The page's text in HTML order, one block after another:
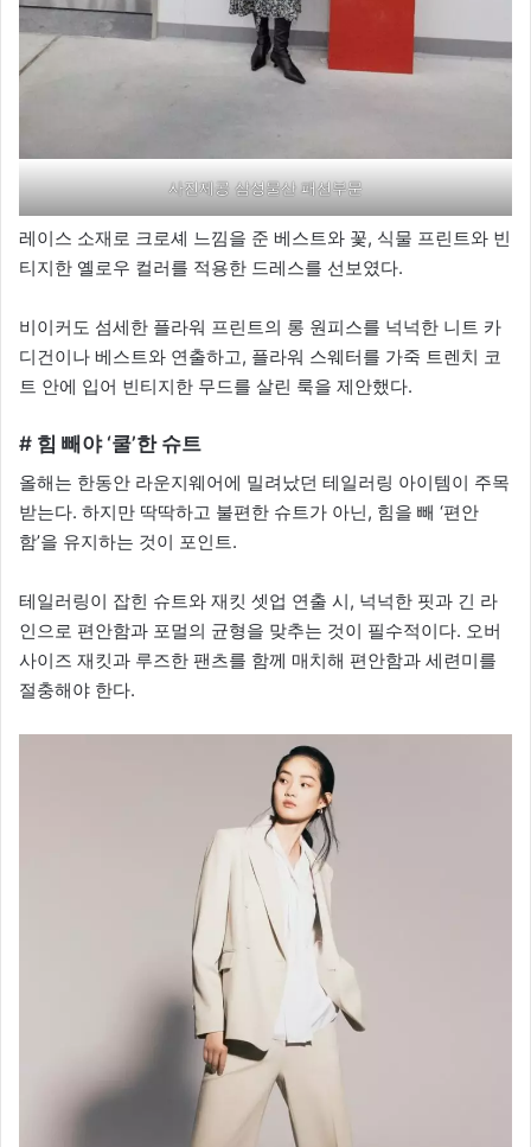
사진제공 삼성물산 패션부문
레이스 소재로 크로셰 느낌을 준 베스트와 꽃, 식물 프린트와 빈
티지한 옐로우 컬러를 적용한 드레스를 선보였다.
비이커도 섬세한 플라워 프린트의 롱 원피스를 넉넉한 니트 카
디건이나 베스트와 연출하고, 플라워 스웨터를 가죽 트렌치 코
트 안에 입어 빈티지한 무드를 살린 룩을 제안했다.
# 힘 빼야 ‘쿨’한 슈트
올해는 한동안 라운지웨어에 밀려났던 테일러링 아이템이 주목
받는다. 하지만 딱딱하고 불편한 슈트가 아닌, 힘을 빼 ‘편안
함’을 유지하는 것이 포인트.
테일러링이 잡힌 슈트와 재킷 셋업 연출 시, 넉넉한 핏과 긴 라
인으로 편안함과 포멀의 균형을 맞추는 것이 필수적이다. 오버
사이즈 재킷과 루즈한 팬츠를 함께 매치해 편안함과 세련미를
절충해야 한다.